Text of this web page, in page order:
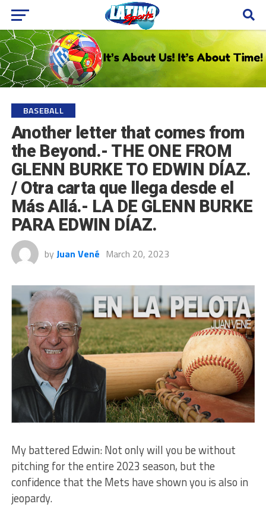
BASEBALL
Another letter that comes from
the Beyond.- THE ONE FROM
GLENN BURKE TO EDWIN DÍAZ.
/ Otra carta que llega desde el
Más Allá.- LA DE GLENN BURKE
PARA EDWIN DÍAZ.
by Juan Vené March 20, 2023
My battered Edwin: Not only will you be without
pitching for the entire 2023 season, but the
confidence that the Mets have shown you is also in
jeopardy.